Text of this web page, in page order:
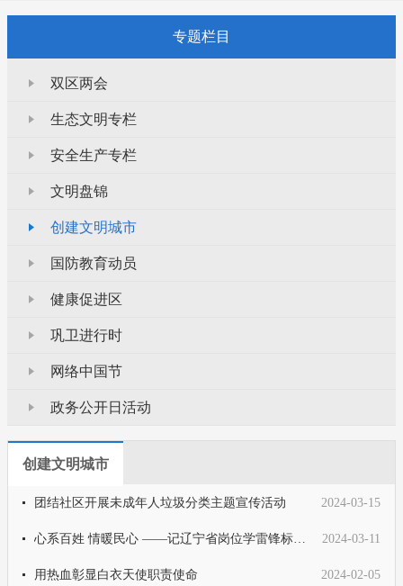
专题栏目
双区两会
生态文明专栏
安全生产专栏
文明盘锦
创建文明城市
国防教育动员
健康促进区
巩卫进行时
网络中国节
政务公开日活动
创建文明城市
团结社区开展未成年人垃圾分类主题宣传活动 2024-03-15
2024-03-11
用热血彰显白衣天使职责使命 2024-02-05